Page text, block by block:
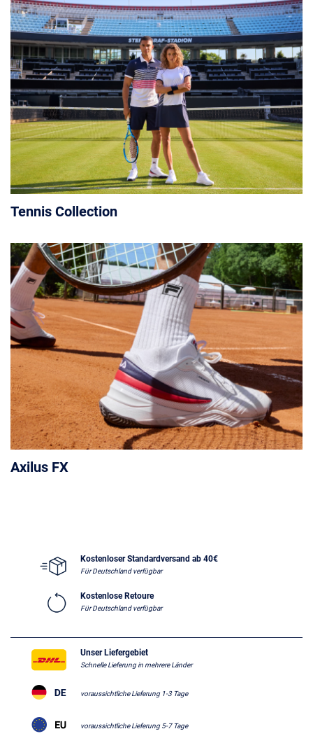
Tennis Collection
Axilus FX
Kostenloser Standardversand ab 40€
Für Deutschland verfügbar
Kostenlose Retoure
Für Deutschland verfügbar
Unser Liefergebiet
Schnelle Lieferung in mehrere Länder
voraussichtliche Lieferung 1-3 Tage
voraussichtliche Lieferung 5-7 Tage